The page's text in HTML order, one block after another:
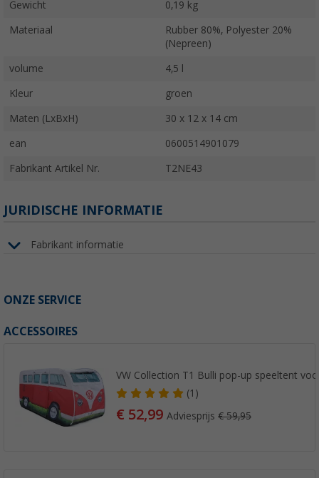
Gewicht 0,19 kg
Materiaal
Rubber 80%, Polyester 20%
(Nepreen)
volume 4,5 l
Kleur groen
Maten (LxBxH) 30 x 12 x 14 cm
ean 0600514901079
Fabrikant Artikel Nr. T2NE43
JURIDISCHE INFORMATIE
Fabrikant informatie
ONZE SERVICE
ACCESSOIRES
VW Collection T1 Bulli pop-up speeltent
(1)
€ 52,99Adviesprijs€ 59,95